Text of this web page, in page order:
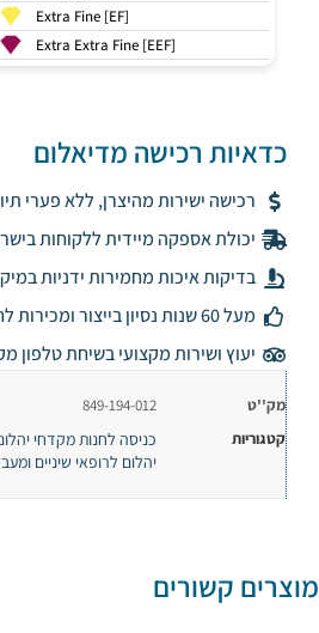
Extra Fine [EF]
Extra Extra Fine [EEF]
כדאיות רכישה מדיאלום
רכישה ישירות מהיצרן, ללא פערי
יכולת אספקה מיידית ללקוחות
בדיקות איכות מחמירות ידניות
מעל 60 שנות נסיון בייצור ומכירות לחו"ל
יעוץ ושירות מקצועי בשיחת טלפון
מק''ט
849-194-012
קטגוריות
כניסה לחנות מקדחי
יהלום לרופאי שיניים
מוצרים קשורים